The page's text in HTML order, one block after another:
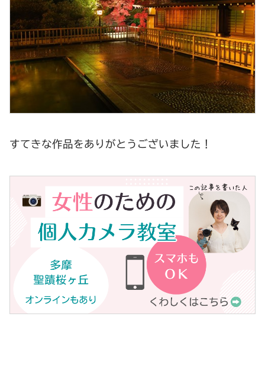
すてきな作品をありがとうございました！